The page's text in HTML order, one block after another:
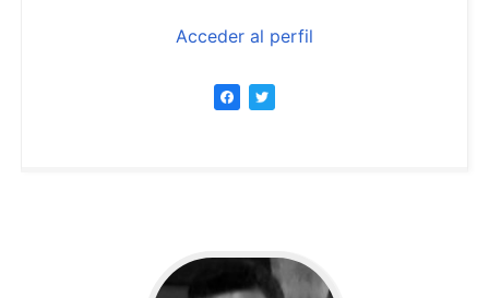
Acceder al perfil